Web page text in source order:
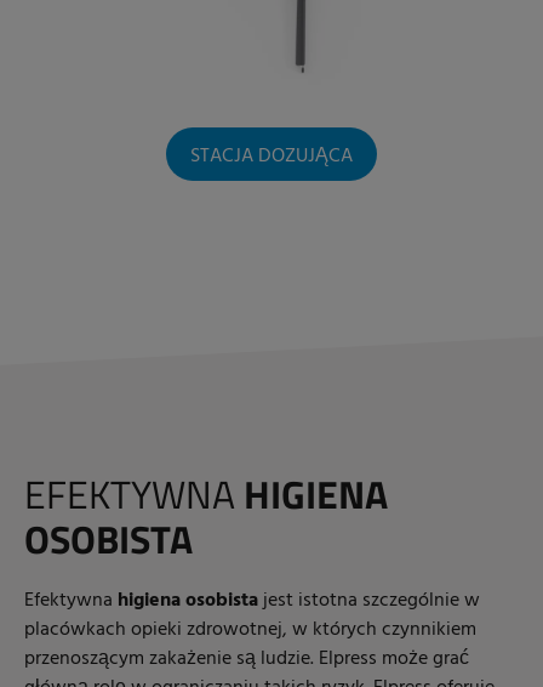
STACJA DOZUJĄCA
EFEKTYWNA HIGIENA
OSOBISTA
Efektywna higiena osobistajest istotna szczególnie w
placówkach opieki zdrowotnej, w których czynnikiem
przenoszącym zakażenie są ludzie. Elpress może grać